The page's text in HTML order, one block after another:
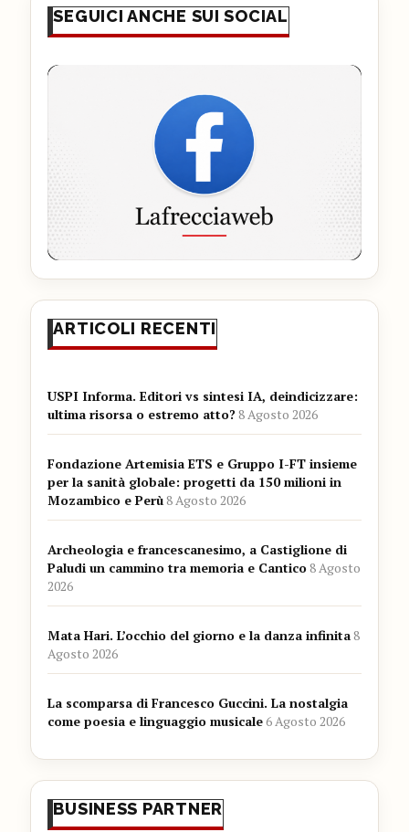
SEGUICI ANCHE SUI SOCIAL
ARTICOLI RECENTI
USPI Informa. Editori vs sintesi IA, deindicizzare:
ultima risorsa o estremo atto?8 Agosto 2026
Fondazione Artemisia ETS e Gruppo I-FT insieme
per la sanità globale: progetti da 150 milioni in
Mozambico e Perù8 Agosto 2026
Archeologia e francescanesimo, a Castiglione di
Paludi un cammino tra memoria e Cantico8 Agosto
2026
Mata Hari. L’occhio del giorno e la danza infinita8
Agosto 2026
La scomparsa di Francesco Guccini. La nostalgia
come poesia e linguaggio musicale6 Agosto 2026
BUSINESS PARTNER